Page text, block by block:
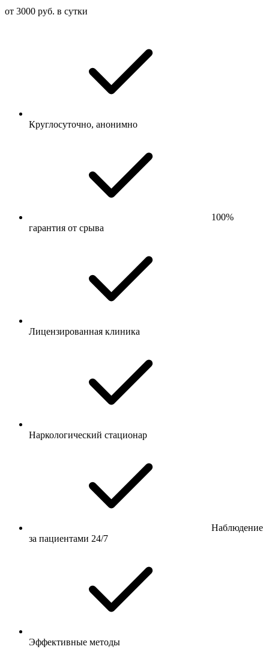
от 3000 руб. в сутки
Круглосуточно, анонимно
100%
гарантия от срыва
Лицензированная клиника
Наркологический стационар
Наблюдение
за пациентами 24/7
Эффективные методы